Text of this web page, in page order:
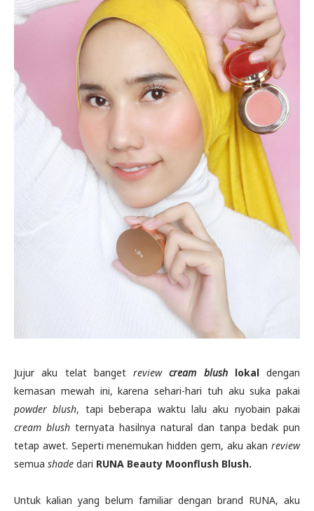
Jujur aku telat bangetreviewcream blushlokaldengan
kemasan mewah ini, karena sehari-hari tuh aku suka pakai
powder blush, tapi beberapa waktu lalu aku nyobain pakai
cream blush ternyata hasilnya natural dan tanpa bedak pun
tetap awet. Seperti menemukan hidden gem, aku akan review
semua shade dari RUNA Beauty Moonflush Blush.
Untuk kalian yang belum familiar dengan brand RUNA, aku